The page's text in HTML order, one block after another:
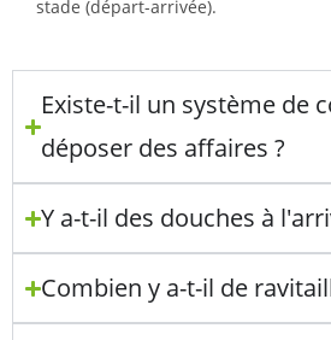
stade (départ-arrivée).
Existe-t-il un système de
déposer des affaires ?
Y a-t-il des douches à
Combien y a-t-il de